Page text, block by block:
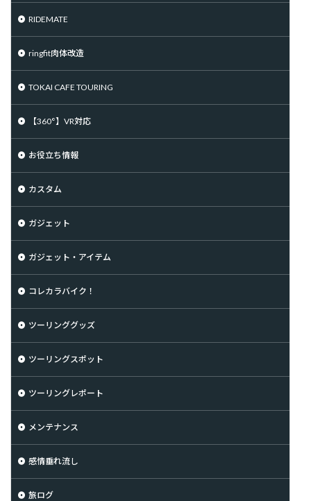
RIDEMATE
ringfit肉体改造
TOKAI CAFE TOURING
【360°】VR対応
お役立ち情報
カスタム
ガジェット
ガジェット・アイテム
コレカラバイク！
ツーリンググッズ
ツーリングスポット
ツーリングレポート
メンテナンス
感情垂れ流し
旅ログ